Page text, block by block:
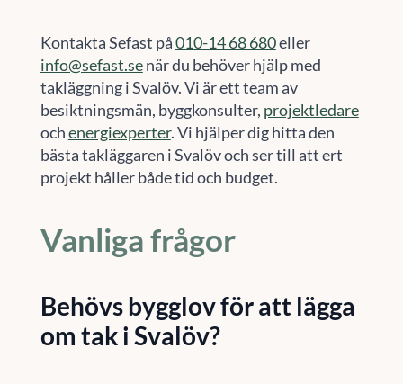
Kontakta Sefast på010-14 68 680eller
info@sefast.senär du behöver hjälp med
takläggning i Svalöv. Vi är ett team av
besiktningsmän, byggkonsulter, projektledare
ochenergiexperter. Vi hjälper dig hitta den
bästa takläggaren i Svalöv och ser till att ert
projekt håller både tid och budget.
Vanliga frågor
Behövs bygglov för att lägga
om tak i Svalöv?